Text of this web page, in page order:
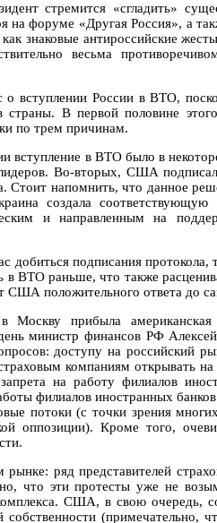
стремится «сгладить»
на форуме «Другая Россия», а
знаковые антироссийские
весьма
вступлении России в ВТО,
страны. В первой половине
по трем причинам.
вступление в ВТО было в
Во-вторых, США
напомнить, что данное
создала соответствующую
и направленным на
добиться подписания протокола,
ВТО раньше, что также
США положительного ответа до
прибыла американская
министр финансов РФ
доступу на российский
компаниям открывать
на работу филиалов
филиалов иностранных
потоки (с точки зрения
оппозиции). Кроме того,
ряд представителей
что эти протесты уже не
США, в свою очередь,
(примечательно,